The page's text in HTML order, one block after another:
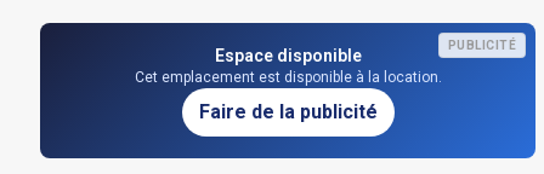
PUBLICITÉ
Espace disponible
Cet emplacement est disponible à la location.
Faire de la publicité